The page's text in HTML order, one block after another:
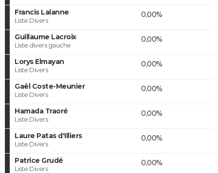
Francis Lalanne
Liste Divers
0,00%
Guillaume Lacroix
Liste divers gauche
0,00%
Lorys Elmayan
Liste Divers
0,00%
Gaël Coste-Meunier
Liste Divers
0,00%
Hamada Traoré
Liste Divers
0,00%
Laure Patas d'Illiers
Liste Divers
0,00%
Patrice Grudé
Liste Divers
0,00%